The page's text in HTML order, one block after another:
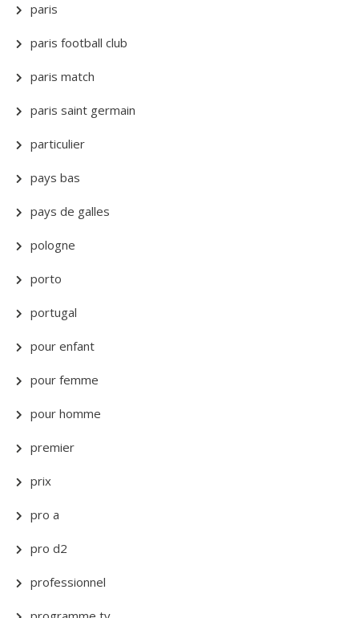
paris
paris football club
paris match
paris saint germain
particulier
pays bas
pays de galles
pologne
porto
portugal
pour enfant
pour femme
pour homme
premier
prix
pro a
pro d2
professionnel